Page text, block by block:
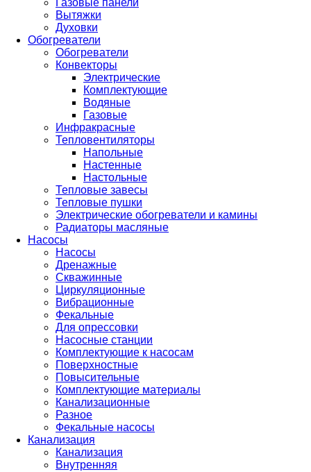
Газовые панели
Вытяжки
Духовки
Обогреватели
Обогреватели
Конвекторы
Электрические
Комплектующие
Водяные
Газовые
Инфракрасные
Тепловентиляторы
Напольные
Настенные
Настольные
Тепловые завесы
Тепловые пушки
Электрические обогреватели и камины
Радиаторы масляные
Насосы
Насосы
Дренажные
Скважинные
Циркуляционные
Вибрационные
Фекальные
Для опрессовки
Насосные станции
Комплектующие к насосам
Поверхностные
Повысительные
Комплектующие материалы
Канализационные
Разное
Фекальные насосы
Канализация
Канализация
Внутренняя